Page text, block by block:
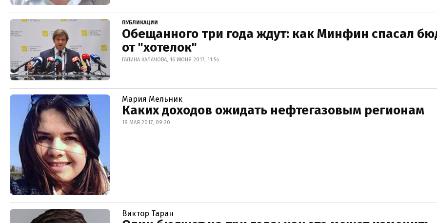
ПУБЛИКАЦИИ
Обещанного три года ждут: как Минфин спасал
от "хотелок"
ГАЛИНА КАЛАЧОВА, 16 ИЮНЯ 2017, 11:54
Мария Мельник
Каких доходов ожидать нефтегазовым регионам
19 МАЯ 2017, 09:20
Виктор Таран